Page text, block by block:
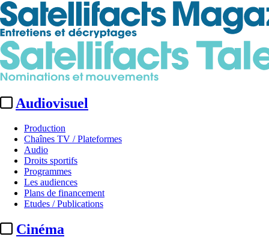
Audiovisuel
Production
Chaînes TV / Plateformes
Audio
Droits sportifs
Programmes
Les audiences
Plans de financement
Etudes / Publications
Cinéma